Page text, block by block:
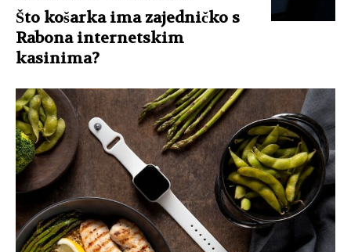
Što košarka ima zajedničko s
Rabona internetskim
kasinima?